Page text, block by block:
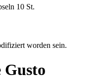
worden sein.
Gusto